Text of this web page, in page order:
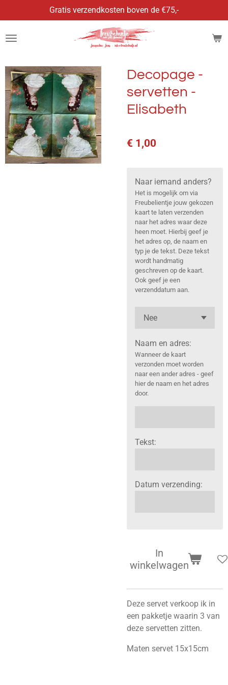
direct
naar
Gratis verzendkosten boven de €75,-
Decopage -
servetten -
Elisabeth
€ 1,00
Naar iemand anders?
Het is mogelijk om via
Freubelientje jouw gekozen
kaart te laten verzenden
naar het adres waar deze
heen moet. Hierbij geef je
het adres op, de naam en
typ je de tekst. Deze tekst
wordt handmatig
geschreven op de kaart.
Ook geef je een
verzenddatum aan.
Naam en adres:
Wanneer de kaart
verzonden moet worden
naar een ander adres - geef
hier de naam en het adres
door.
Tekst:
Datum verzending:
In
winkelwagen
Deze servet verkoop ik in
een pakketje waarin 3 van
deze servetten zitten.
Maten servet 15x15cm